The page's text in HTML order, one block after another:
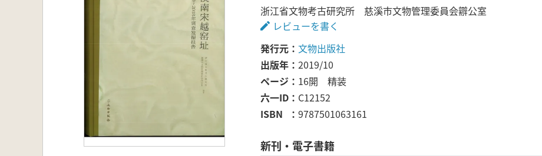
浙江省文物考古研究所 慈溪市文物管理委員会辧公室
レビューを書く
発行元
文物出版社
出版年
2019/10
ページ
16開 精装
六一ID
C12152
ISBN
9787501063161
新刊・電子書籍